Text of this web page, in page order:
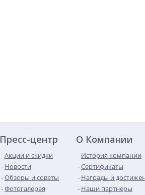
Пресс-центр
Акции и скидки
Новости
Обзоры и советы
Фотогалерея
О Компании
История компании
Сертификаты
Награды и
Наши партнеры